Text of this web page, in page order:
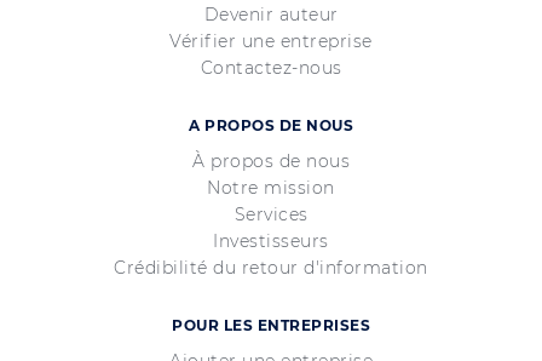
Devenir auteur
Vérifier une entreprise
Contactez-nous
A PROPOS DE NOUS
À propos de nous
Notre mission
Services
Investisseurs
Crédibilité du retour d'information
POUR LES ENTREPRISES